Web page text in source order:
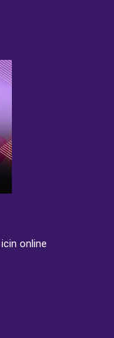
online